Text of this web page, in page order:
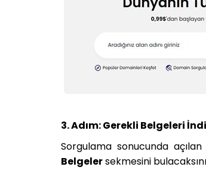
3. Adım: Gerekli Belgeleri
Sorgulama sonucunda
Belgelersekmesini